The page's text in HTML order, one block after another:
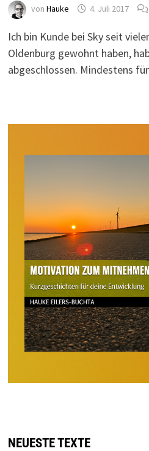
von Hauke 4. Juli 2017
Ich bin Kunde bei Sky seit
Oldenburg gewohnt haben,
abgeschlossen. Mindestens
NEUESTE TEXTE